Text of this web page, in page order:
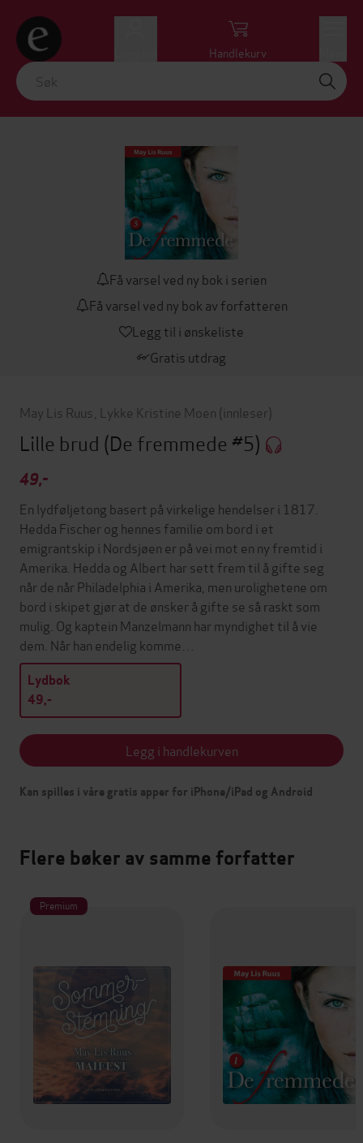
Handlekurv
Få varsel ved ny bok i serien
Få varsel ved ny bok av forfatteren
Legg til i ønskeliste
Gratis utdrag
May Lis Ruus Lykke Kristine Moen (innleser)
Lille brud (De fremmede #5)
49,-
En lydføljetong basert på virkelige hendelser i 1817.
Hedda Fischer og hennes familie om bord i et
emigrantskip i Nordsjøen er på vei mot en ny fremtid i
Amerika. Hedda og Albert har sett frem til å gifte seg
når de når Philadelphia i Amerika, men urolighetene om
bord i skipet gjør at de ønsker å gifte se så raskt som
mulig. Og kaptein Manzelmann har myndighet til å vie
dem. Når han endelig komme…
Lydbok
49,-
Legg i handlekurven
Kan spilles i våre gratis apper for iPhone/iPad og Android
Flere bøker av samme forfatter
Premium